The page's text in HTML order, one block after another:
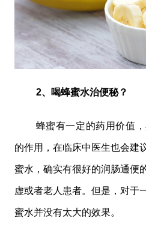
2、喝蜂蜜水治便秘？
蜂蜜有一定的药用价值
的作用，在临床中医生也会建
蜜水，确实有很好的润肠通便
虚或者老人患者。但是，对于
蜜水并没有太大的效果。